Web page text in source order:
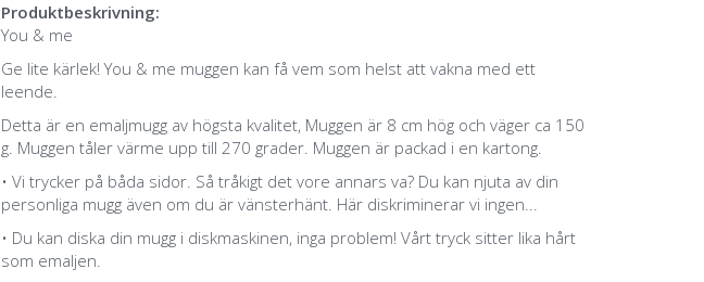
Produktbeskrivning:
You & me
Ge lite kärlek! You & me muggen kan få vem som helst att vakna med ett
leende.
Detta är en emaljmugg av högsta kvalitet, Muggen är 8 cm hög och väger ca 150
g. Muggen tåler värme upp till 270 grader. Muggen är packad i en kartong.
• Vi trycker på båda sidor. Så tråkigt det vore annars va? Du kan njuta av din
personliga mugg även om du är vänsterhänt. Här diskriminerar vi ingen...
• Du kan diska din mugg i diskmaskinen, inga problem! Vårt tryck sitter lika hårt
som emaljen.